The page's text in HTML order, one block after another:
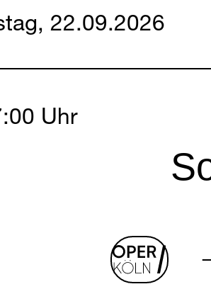
22.09.2026
22
Uhr
oper